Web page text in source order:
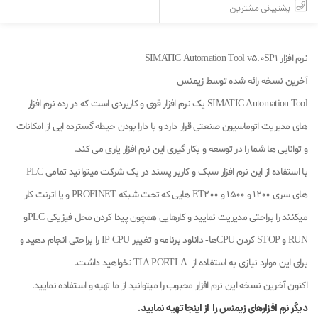
پشتیبانی مشتریان
نرم افزار SIMATIC Automation Tool v5.0SP1
آخرین نسخه رائه شده توسط زیمنس
SIMATIC Automation Tool یک نرم افزار قوی و کاربردی است که در رده نرم افزار
های مدیریت اتوماسیون صنعتی قرار دارد و با دارا بودن حیطه گسترده ایی از امکانات
و توانایی ها شما را در توسعه و بکار گیری این نرم افزار یاری می کند.
با استفاده از این نرم افزار سبک و کاربر پسند در یک شرکت میتوانید تمامی PLC
های سری 1200 و 1500 و ET200 هایی که تحت شبکه PROFINET و یا اترنت کار
میکنند را براحتی مدیریت نمایید و کارهایی همچون پیدا کردن محل فیزیکی PLCو
RUN و STOP کردن CPUها- دانلود برنامه و تغییر IP CPU را براحتی انجام دهید و
برای این موارد نیازی به استفاده از TIA PORTLA نخواهید داشت.
اکنون آخرین نسخه این نرم افزار محبوب را میتوانید از ما تهیه و استفاده نمایید.
دیگر نرم افزارهای زیمنس را از اینجا تهیه نمایید.